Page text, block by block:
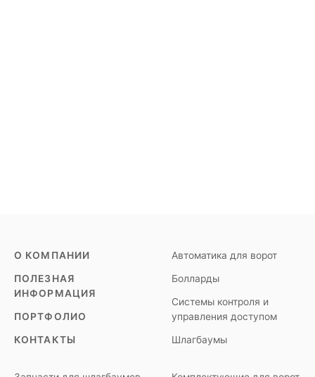
О КОМПАНИИ
ПОЛЕЗНАЯ
ИНФОРМАЦИЯ
ПОРТФОЛИО
КОНТАКТЫ
Автоматика для ворот
Болларды
Системы контроля и
управления доступом
Шлагбаумы